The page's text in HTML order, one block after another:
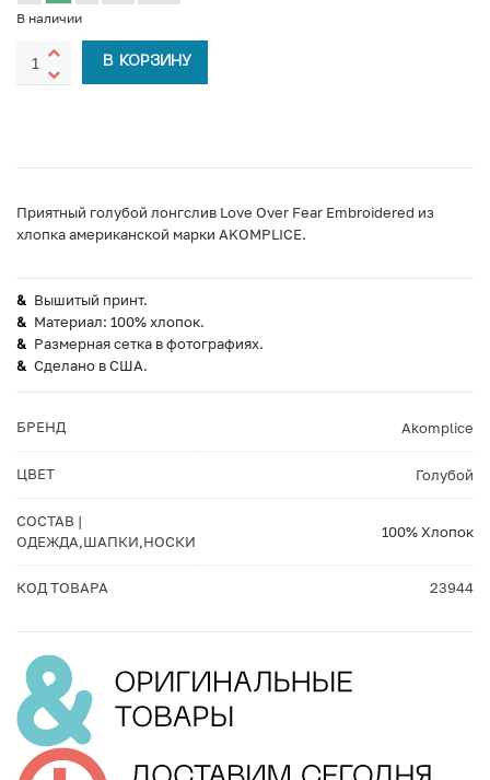
В наличии
В КОРЗИНУ
Приятный голубой лонгслив Love Over Fear Embroidered из
хлопка американской марки AKOMPLICE.
Вышитый принт.
Материал: 100% хлопок.
Размерная сетка в фотографиях.
Сделано в США.
БРЕНД Akomplice
ЦВЕТ Голубой
СОСТАВ |
ОДЕЖДА,ШАПКИ,НОСКИ
100% Хлопок
КОД ТОВАРА 23944